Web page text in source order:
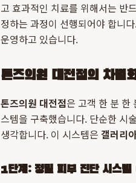
고 효과적인 치료를 위해서는 반
정하는 과정이 선행되어야 합니
운영하고 있습니다.
톤즈의원 대전점의 차별
톤즈의원 대전점은 고객 한 분 한
스템을 구축했습니다. 단순한 시
생각합니다. 이 시스템은 갤러리
1단계: 정밀 피부 진단 시스